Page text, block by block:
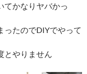
てかなりヤバかっ
ったのでDIYでやって
やりません